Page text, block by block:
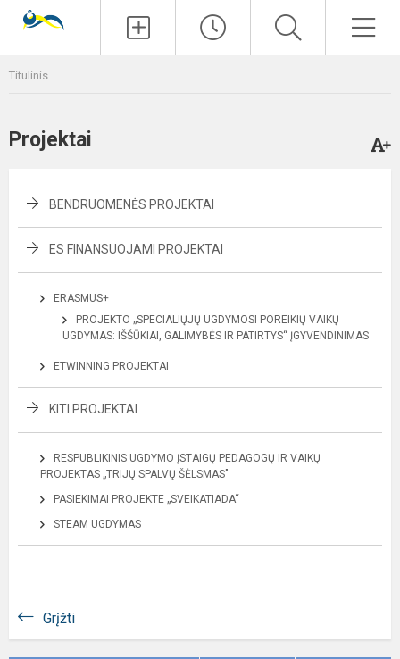
Titulinis
Projektai
BENDRUOMENĖS PROJEKTAI
ES FINANSUOJAMI PROJEKTAI
ERASMUS+
PROJEKTO „SPECIALIŲJŲ UGDYMOSI POREIKIŲ VAIKŲ
UGDYMAS: IŠŠŪKIAI, GALIMYBĖS IR PATIRTYS“ ĮGYVENDINIMAS
ETWINNING PROJEKTAI
KITI PROJEKTAI
RESPUBLIKINIS UGDYMO ĮSTAIGŲ PEDAGOGŲ IR VAIKŲ
PROJEKTAS „TRIJŲ SPALVŲ ŠĖLSMAS"
PASIEKIMAI PROJEKTE „SVEIKATIADA“
STEAM UGDYMAS
Grįžti